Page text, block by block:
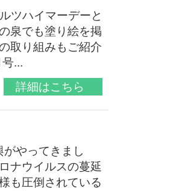
ツハイマーデーと
泉でも塗り絵を掲
取り組みもご紹介
...
詳細はこちら
やってきまし
ナウイルスの蔓延
も圧倒されている